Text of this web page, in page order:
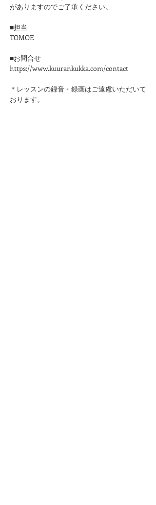
がありますのでご了承ください。
■担当
TOMOE
■お問合せ
https://www.kuurankukka.com/contact
＊レッスンの録音・録画はご遠慮いただいて
おります。